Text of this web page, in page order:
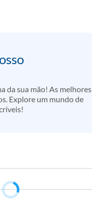
da sua mão! As melhores
Explore um mundo de